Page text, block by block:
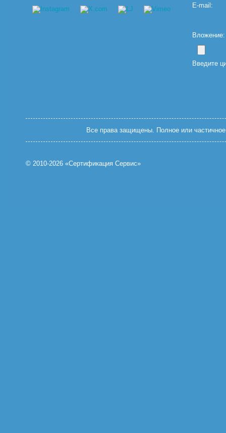
E-mail:
Введите
Все права защищены. Полное или частичное
© 2010-2026 «Сертификация Сервис»